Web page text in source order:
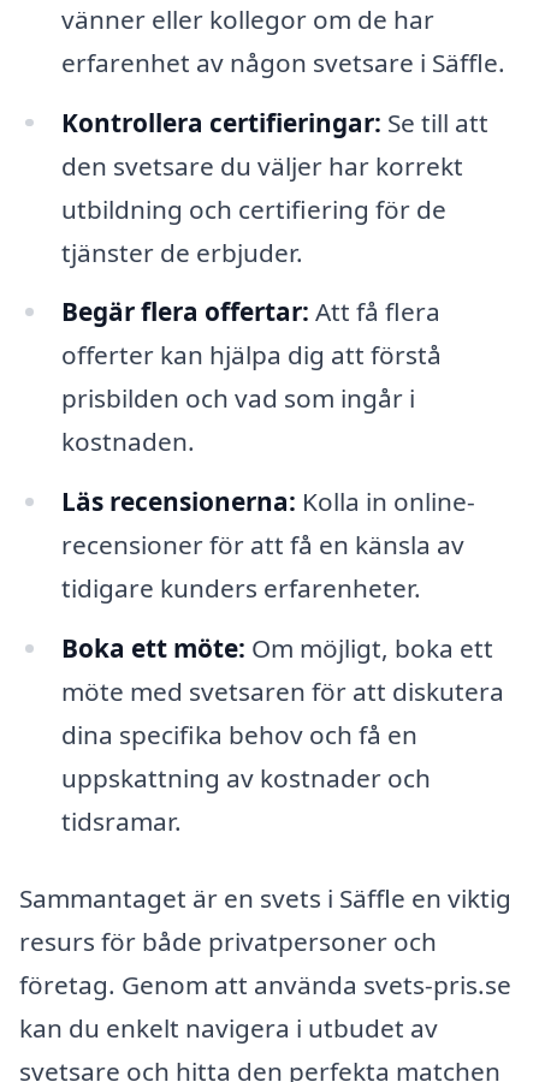
vänner eller kollegor om de har
erfarenhet av någon svetsare i Säffle.
Kontrollera certifieringar: Se till att
den svetsare du väljer har korrekt
utbildning och certifiering för de
tjänster de erbjuder.
Begär flera offertar: Att få flera
offerter kan hjälpa dig att förstå
prisbilden och vad som ingår i
kostnaden.
Läs recensionerna: Kolla in online-
recensioner för att få en känsla av
tidigare kunders erfarenheter.
Boka ett möte: Om möjligt, boka ett
möte med svetsaren för att diskutera
dina specifika behov och få en
uppskattning av kostnader och
tidsramar.
Sammantaget är en svets i Säffle en viktig
resurs för både privatpersoner och
företag. Genom att använda svets-pris.se
kan du enkelt navigera i utbudet av
svetsare och hitta den perfekta matchen